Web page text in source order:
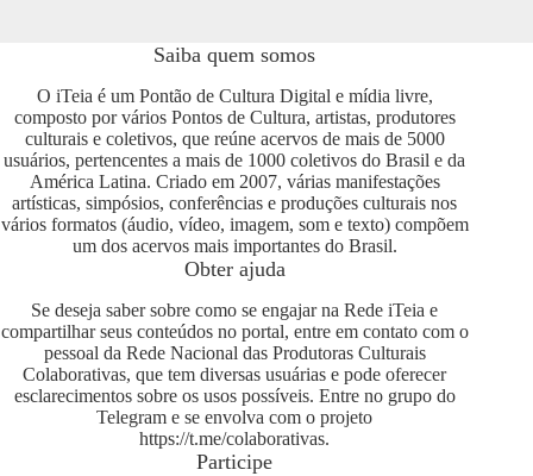
Saiba quem somos
O iTeia é um Pontão de Cultura Digital e mídia livre,
composto por vários Pontos de Cultura, artistas, produtores
culturais e coletivos, que reúne acervos de mais de 5000
usuários, pertencentes a mais de 1000 coletivos do Brasil e da
América Latina. Criado em 2007, várias manifestações
artísticas, simpósios, conferências e produções culturais nos
vários formatos (áudio, vídeo, imagem, som e texto) compõem
um dos acervos mais importantes do Brasil.
Obter ajuda
Se deseja saber sobre como se engajar na Rede iTeia e
compartilhar seus conteúdos no portal, entre em contato com o
pessoal da Rede Nacional das Produtoras Culturais
Colaborativas, que tem diversas usuárias e pode oferecer
esclarecimentos sobre os usos possíveis. Entre no grupo do
Telegram e se envolva com o projeto
https://t.me/colaborativas.
Participe